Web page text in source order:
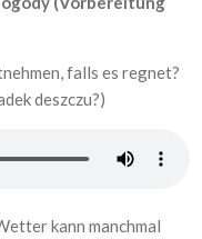
falls es regnet?
deszczu?)
kann manchmal